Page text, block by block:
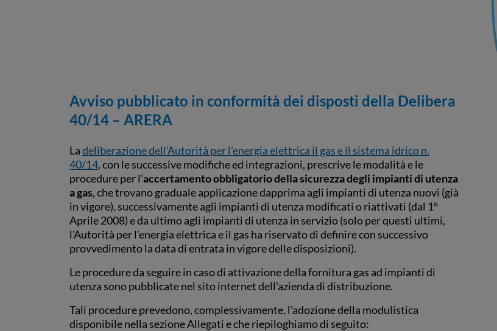
Avviso pubblicato in conformità dei disposti della Delibera
40/14 – ARERA
Ladeliberazione dell'Autorità per l'energia elettrica il gas e il sistema idrico n.
40/14, con le successive modifiche ed integrazioni, prescrive le modalità e le
procedure per l'accertamento obbligatorio della sicurezza degli impianti di utenza
a gas, che trovano graduale applicazione dapprima agli impianti di utenza nuovi (già
in vigore), successivamente agli impianti di utenza modificati o riattivati (dal 1°
Aprile 2008) e da ultimo agli impianti di utenza in servizio (solo per questi ultimi,
l'Autorità per l'energia elettrica e il gas ha riservato di definire con successivo
provvedimento la data di entrata in vigore delle disposizioni).
Le procedure da seguire in caso di attivazione della fornitura gas ad impianti di
utenza sono pubblicate nel sito internet dell'azienda di distribuzione.
Tali procedure prevedono, complessivamente, l'adozione della modulistica
disponibile nella sezione Allegati e che riepiloghiamo di seguito: